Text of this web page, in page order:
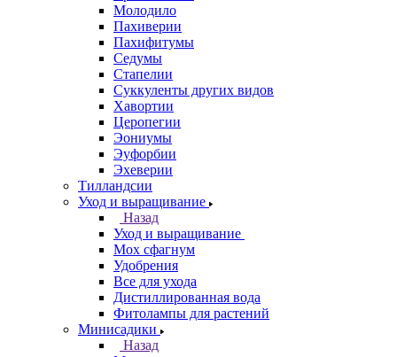
Молодило
Пахиверии
Пахифитумы
Седумы
Стапелии
Суккуленты других видов
Хавортии
Церопегии
Эониумы
Эуфорбии
Эхеверии
Тилландсии
Уход и выращивание
Назад
Уход и выращивание
Мох сфагнум
Удобрения
Все для ухода
Дистиллированная вода
Фитолампы для растений
Минисадики
Назад